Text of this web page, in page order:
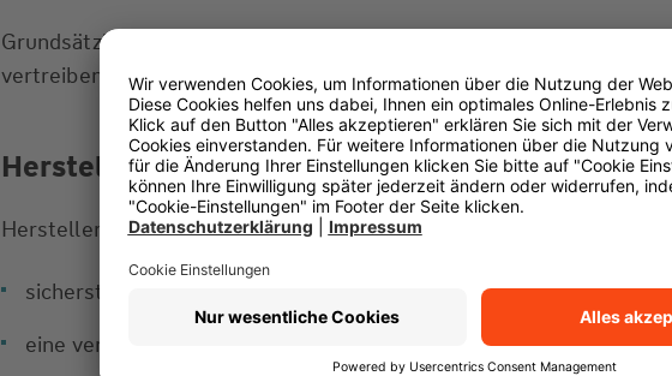
Grundsätzlich betrifft die GPSR alle Akteure, die in der EU Produkte
vertreiben:
Hersteller
Hersteller müssen
sicherstellen, dass ihre Produkte den Sicherheitsanforderungen
eine verantwortliche Person benennen